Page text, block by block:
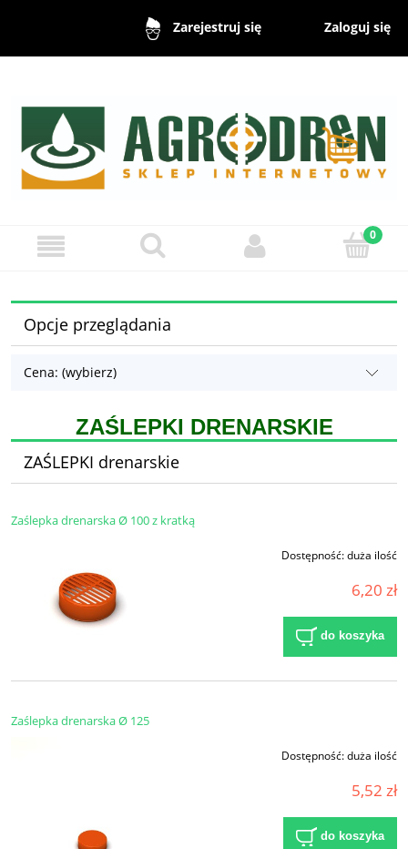
Zarejestruj się Zaloguj się
Opcje przeglądania
Cena: (wybierz)
ZAŚLEPKI DRENARSKIE
ZAŚLEPKI drenarskie
Zaślepka drenarska Ø 100 z kratką
Dostępność:duża ilość
6,20 zł
do koszyka
Zaślepka drenarska Ø 125
Dostępność:duża ilość
5,52 zł
do koszyka